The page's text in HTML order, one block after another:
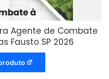
Agente de Combate
Fausto SP 2026